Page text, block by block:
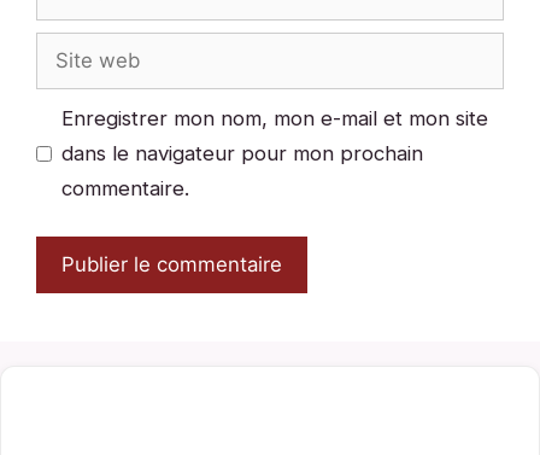
mail
Site
web
Enregistrer mon nom, mon e-mail et mon site
dans le navigateur pour mon prochain
commentaire.